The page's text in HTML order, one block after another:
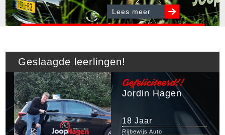
Lees meer
Geslaagde leerlingen!
Gefeliciteerd!!
Jordin Hagen
18 Jaar
Rijbewijs Auto